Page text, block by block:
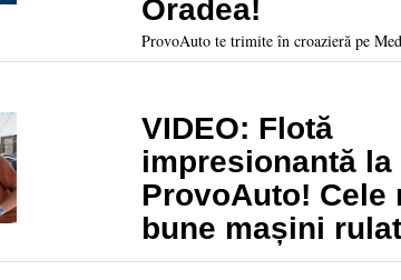
Oradea!
ProvoAuto te trimite în croazieră pe
VIDEO: Flotă
impresionantă la
ProvoAuto! Cele
bune mașini
garanție 12 luni!